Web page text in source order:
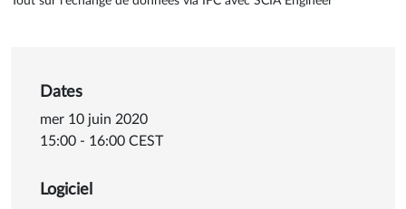
Dates
mer 10 juin 2020
15:00 - 16:00 CEST
Logiciel